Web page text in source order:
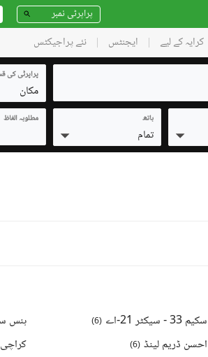
کرایہ کے لیے ایجنٹس نئے پراجیکٹس
پراپرٹی کی
مکان
باتھ
تمام
مطلوبہ الفاظ
سکیم 33 - سیکٹر 21-اے (
6
)
احسن ڈریم لینڈ (
6
)
ہنس